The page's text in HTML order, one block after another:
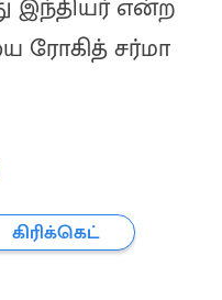
இந்தியர் என்ற
ரோகித் சர்மா
கிரிக்கெட்